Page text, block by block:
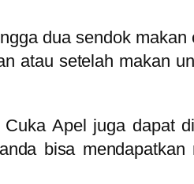
dua sendok
atau setelah makan
Apel juga dapat
bisa mendapatkan